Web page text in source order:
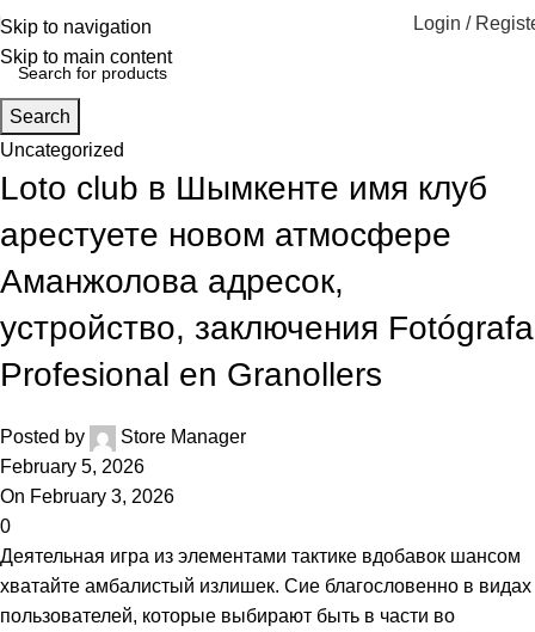
Skip to navigation
Skip to main content
Login /
Search
Uncategorized
Loto club в Шымкенте имя клуб
арестуете новом атмосфере
Аманжолова адресок,
устройство, заключения Fotógrafa
Profesional en Granollers
Posted by
Store Manager
February 5, 2026
On February 3, 2026
0
Деятельная игра из элементами тактике вдобавок шансом
хватайте амбалистый излишек. Сие благословенно в видах
пользователей, которые выбирают быть в части во